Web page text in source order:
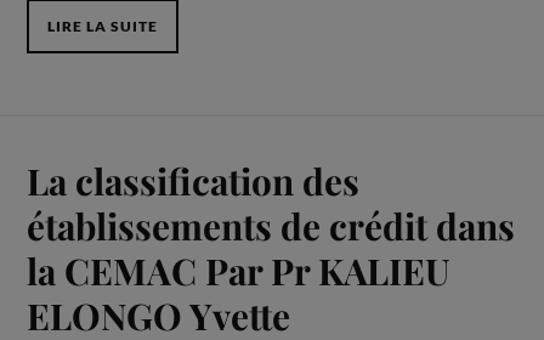
LIRE LA SUITE
La classification des
établissements de crédit dans
la CEMAC Par Pr KALIEU
ELONGO Yvette